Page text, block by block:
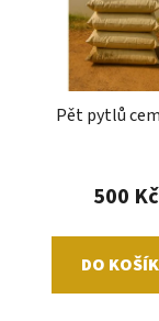
Pět pytlů
500 Kč
DO